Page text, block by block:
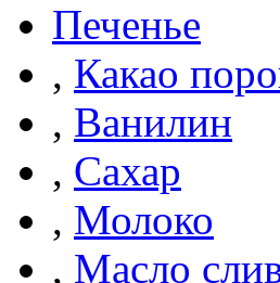
Печенье
, Какао
, Ванилин
, Сахар
, Молоко
, Масло